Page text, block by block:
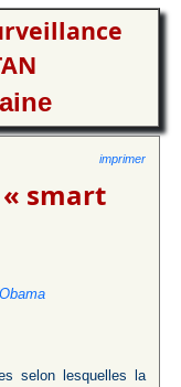
imprimer
smart
selon lesquelles la